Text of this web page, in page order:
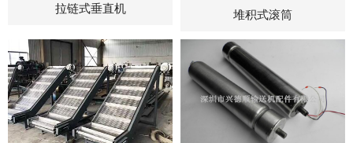
拉链式垂直机 堆积式滚筒